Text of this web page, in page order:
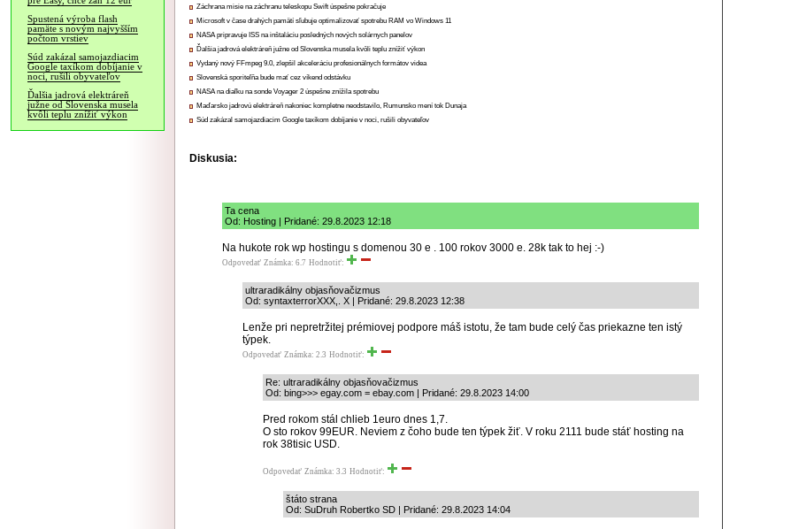
Spustená výroba flash
pamäte s novým najvyšším
počtom vrstiev
Súd zakázal samojazdiacim
Google taxíkom dobíjanie v
noci, rušili obyvateľov
Ďalšia jadrová elektráreň
južne od Slovenska musela
kvôli teplu znížiť výkon
Záchrana misie na záchranu teleskopu Swift úspešne pokračuje
Microsoft v čase drahých pamätí sľubuje optimalizovať spotrebu RAM vo Windows 11
NASA pripravuje ISS na inštaláciu posledných nových solárnych panelov
Ďalšia jadrová elektráreň južne od Slovenska musela kvôli teplu znížiť výkon
Vydaný nový FFmpeg 9.0, zlepšil akceleráciu profesionálnych formátov videa
Slovenská sporiteľňa bude mať cez víkend odstávku
NASA na diaľku na sonde Voyager 2 úspešne znížila spotrebu
Maďarsko jadrovú elektráreň nakoniec kompletne neodstavilo, Rumunsko mení tok Dunaja
Súd zakázal samojazdiacim Google taxíkom dobíjanie v noci, rušili obyvateľov
Diskusia:
Ta cena
Od: Hosting | Pridané: 29.8.2023 12:18
Na hukote rok wp hostingu s domenou 30 e . 100 rokov 3000 e. 28k tak to hej :-)
Odpovedať Známka: 6.7 Hodnotiť:
ultraradikálny objasňovačizmus
Od: syntaxterrorXXX,. X | Pridané: 29.8.2023 12:38
Lenže pri nepretržitej prémiovej podpore máš istotu, že tam bude celý čas priekazne ten istý
týpek.
Odpovedať Známka: 2.3 Hodnotiť:
Re: ultraradikálny objasňovačizmus
Od: bing>>> egay.com = ebay.com | Pridané: 29.8.2023 14:00
Pred rokom stál chlieb 1euro dnes 1,7.
O sto rokov 99EUR. Neviem z čoho bude ten týpek žiť. V roku 2111 bude stáť hosting na
rok 38tisic USD.
Odpovedať Známka: 3.3 Hodnotiť:
štáto strana
Od: SuDruh Robertko SD | Pridané: 29.8.2023 14:04